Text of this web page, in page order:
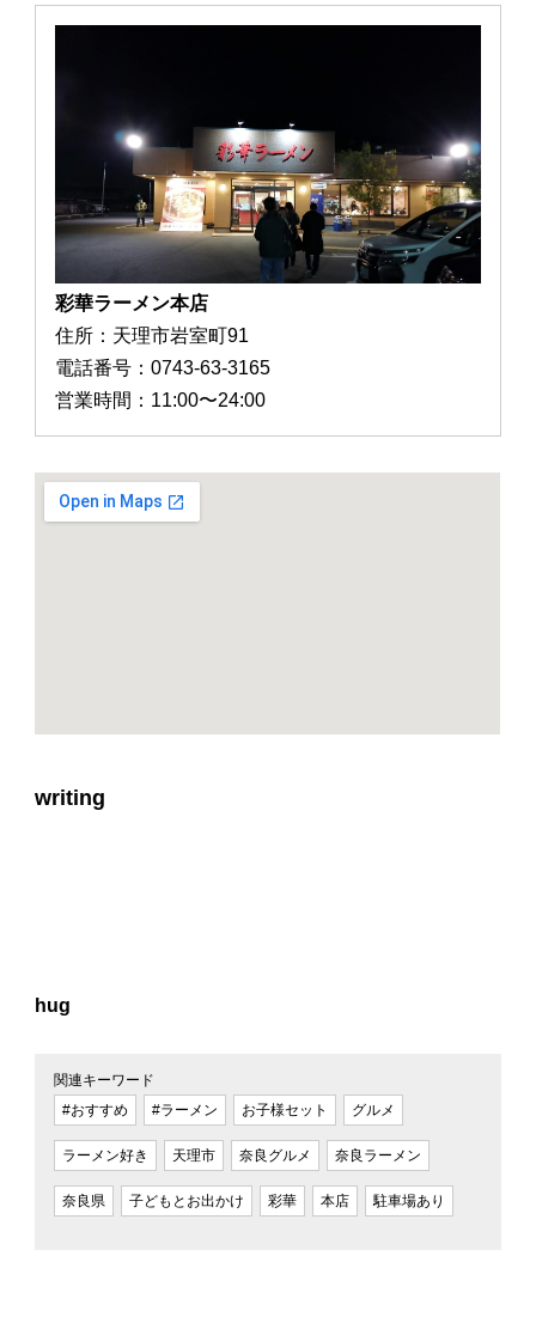
彩華ラーメン本店
住所：天理市岩室町91
電話番号：0743-63-3165
営業時間：11:00〜24:00
writing
hug
関連キーワード
#おすすめ
#ラーメン お子様セット グルメ
ラーメン好き 天理市 奈良グルメ 奈良ラーメン
奈良県 子どもとお出かけ 彩華 本店 駐車場あり